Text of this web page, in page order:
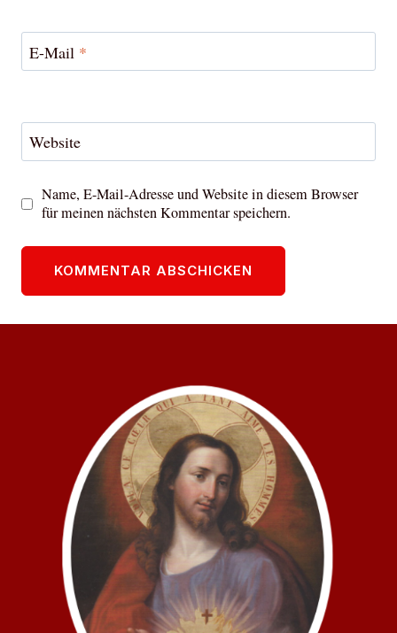
E-Mail *
Website
Name, E-Mail-Adresse und Website in diesem Browser
für meinen nächsten Kommentar speichern.